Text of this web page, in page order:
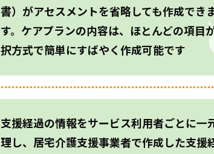
書）がアセスメントを省略しても作成でき
す。ケアプランの内容は、ほとんどの項目
択方式で簡単にすばやく作成可能です
支援経過の情報をサービス利用者ごとに一
理し、居宅介護支援事業者で作成した支援